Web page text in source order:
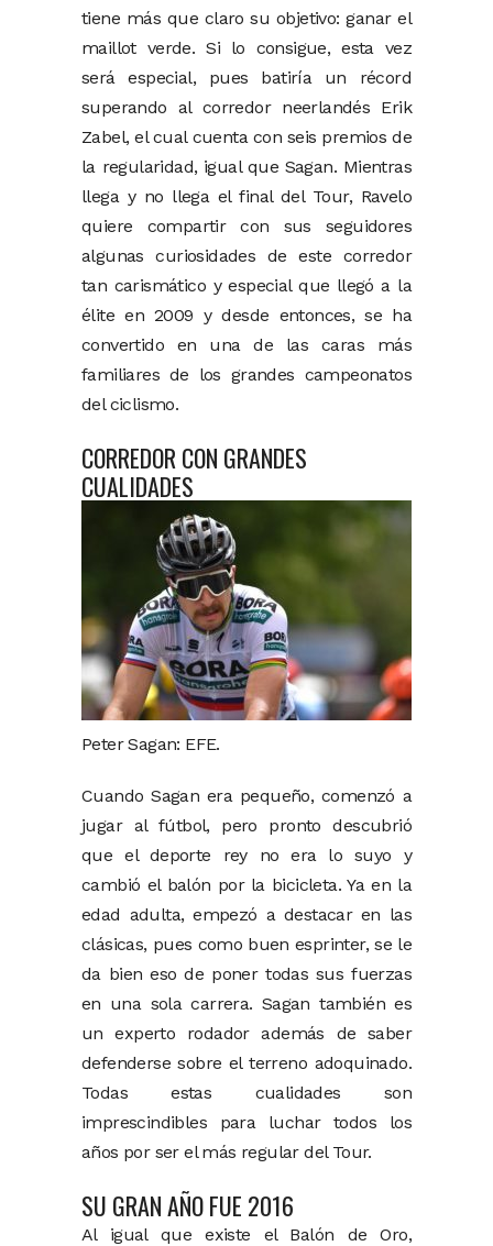
tiene más que claro su objetivo: ganar el
maillot verde. Si lo consigue, esta vez
será especial, pues batiría un récord
superando al corredor neerlandés Erik
Zabel, el cual cuenta con seis premios de
la regularidad, igual que Sagan. Mientras
llega y no llega el final del Tour, Ravelo
quiere compartir con sus seguidores
algunas curiosidades de este corredor
tan carismático y especial que llegó a la
élite en 2009 y desde entonces, se ha
convertido en una de las caras más
familiares de los grandes campeonatos
del ciclismo.
CORREDOR CON GRANDES
CUALIDADES
Peter Sagan: EFE.
Cuando Sagan era pequeño, comenzó a
jugar al fútbol, pero pronto descubrió
que el deporte rey no era lo suyo y
cambió el balón por la bicicleta. Ya en la
edad adulta, empezó a destacar en las
clásicas, pues como buen esprinter, se le
da bien eso de poner todas sus fuerzas
en una sola carrera. Sagan también es
un experto rodador además de saber
defenderse sobre el terreno adoquinado.
Todas estas cualidades son
imprescindibles para luchar todos los
años por ser el más regular del Tour.
SU GRAN AÑO FUE 2016
Al igual que existe el Balón de Oro,